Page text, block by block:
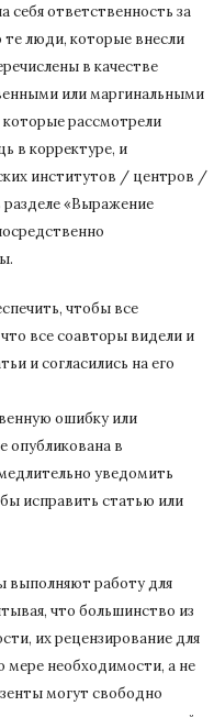
себя ответственность за
те люди, которые внесли
в качестве
или маргинальными
которые рассмотрели
в корректуре, и
институтов / центров /
«Выражение
чтобы все
все соавторы видели и
и согласились на его
ошибку или
опубликована в
уведомить
исправить статью или
выполняют работу для
что большинство из
их рецензирование для
мере необходимости, а не
могут свободно